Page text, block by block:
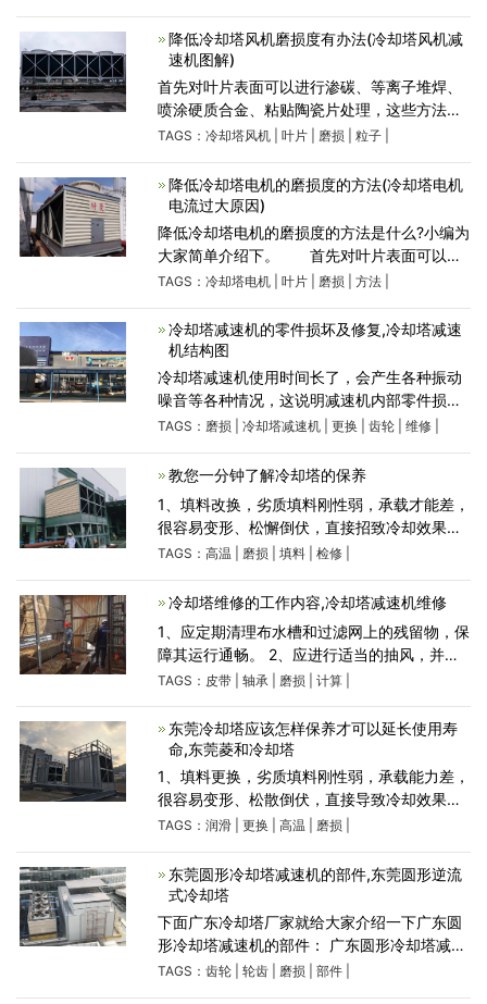
脱硫设备的防腐、
降低冷却塔风机磨损度有办法(冷却塔风机减
速机图解)
首先对叶片表面可以进行渗碳、等离子堆焊、
喷涂硬质合金、粘贴陶瓷片处理，这些方法的
共同优点是增加了冷却塔风机叶片表面的硬
但各种方法均存在各
TAGS： 冷却塔风机| 叶片| 磨损 粒子|
降低冷却塔电机的磨损度的方法(冷却塔电机
电流过大原因)
降低冷却塔电机的磨损度的方法是什么?小编为
大家简单介绍下。 首先对叶片表面可以进
行渗碳、等离子堆焊、喷涂硬质合金、粘贴陶
塔电机叶
TAGS： 冷却塔电机| 叶片| 磨损 方法|
冷却塔减速机的零件损坏及修复,冷却塔减速
机结构图
冷却塔减速机使用时间长了，会产生各种振动
噪音等各种情况，这说明减速机内部零件损坏
了，应维修或更换，现一一说明： (1)齿轮磨损
键槽磨损 (2)冷却塔
TAGS： 磨损 冷却塔减速机| 更换 齿轮| 维修|
教您一分钟了解冷却塔的保养
1、填料改换，劣质填料刚性弱，承载才能差，
很容易变形、松懈倒伏，直接招致冷却效果差
或丧失冷却才能，假如呈现此类问题，很不
却塔传动局部光滑油脂选
TAGS： 高温 磨损 填料| 检修|
冷却塔维修的工作内容,冷却塔减速机维修
1、应定期清理布水槽和过滤网上的残留物，保
障其运行通畅。 2、应进行适当的抽风，并进
行循环水的水质管理，否则会导致冷却塔及制
小时计算，每3
TAGS： 皮带| 轴承 磨损 计算|
东莞冷却塔应该怎样保养才可以延长使用寿
命,东莞菱和冷却塔
1、填料更换，劣质填料刚性弱，承载能力差，
很容易变形、松散倒伏，直接导致冷却效果差
或丧失冷却能力，如果出现此类问题，很不
却塔传动部分润滑油脂选
TAGS： 润滑| 更换 高温 磨损
东莞圆形冷却塔减速机的部件,东莞圆形逆流
式冷却塔
下面广东冷却塔厂家就给大家介绍一下广东圆
形冷却塔减速机的部件： 广东圆形冷却塔减速
机的主要部件是锥齿轮、伞齿轮、斜齿轮及转
TAGS： 齿轮| 轮齿| 磨损 部件|